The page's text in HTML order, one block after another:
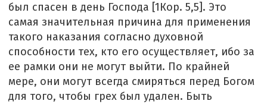
был спасен в день Господа [1Кор. 5,5]. Это
самая значительная причина для применения
такого наказания согласно духовной
способности тех, кто его осуществляет, ибо за
ее рамки они не могут выйти. По крайней
мере, они могут всегда смиряться перед Богом
для того, чтобы грех был удален. Быть